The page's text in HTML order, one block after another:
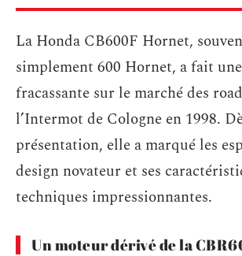
La Honda CB600F Hornet,
simplement 600 Hornet, a fait
fracassante sur le marché des
l’Intermot de Cologne en 1998.
présentation, elle a marqué les
design novateur et ses
techniques impressionnantes.
Un moteur dérivé de la